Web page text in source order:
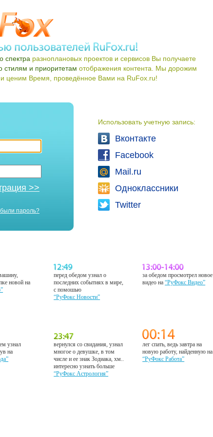
спектра разноплановых проектов и сервисов Вы получаете
стилям и приоритетам отображения контента. Мы дорожим
ценим Время, проведённое Вами на RuFox.ru!
Использовать учетную запись:
Вконтакте
Facebook
Mail.ru
Одноклассники
Twitter
>>
пароль?
новой на
перед обедом узнал о
последних событиях в мире,
с помошью
“РуФокс Новости”
за обедом просмотрел новое
видео на“РуФокс Видео”
узнал
на
вернулся со свидания, узнал
многое о девушке, в том
числе и ее знак Зодиака, хм..
интересно узнать больше
“РуФокс Астрология”
лег спать, ведь завтра на
новую работу, найденную на
“РуФокс Работа”